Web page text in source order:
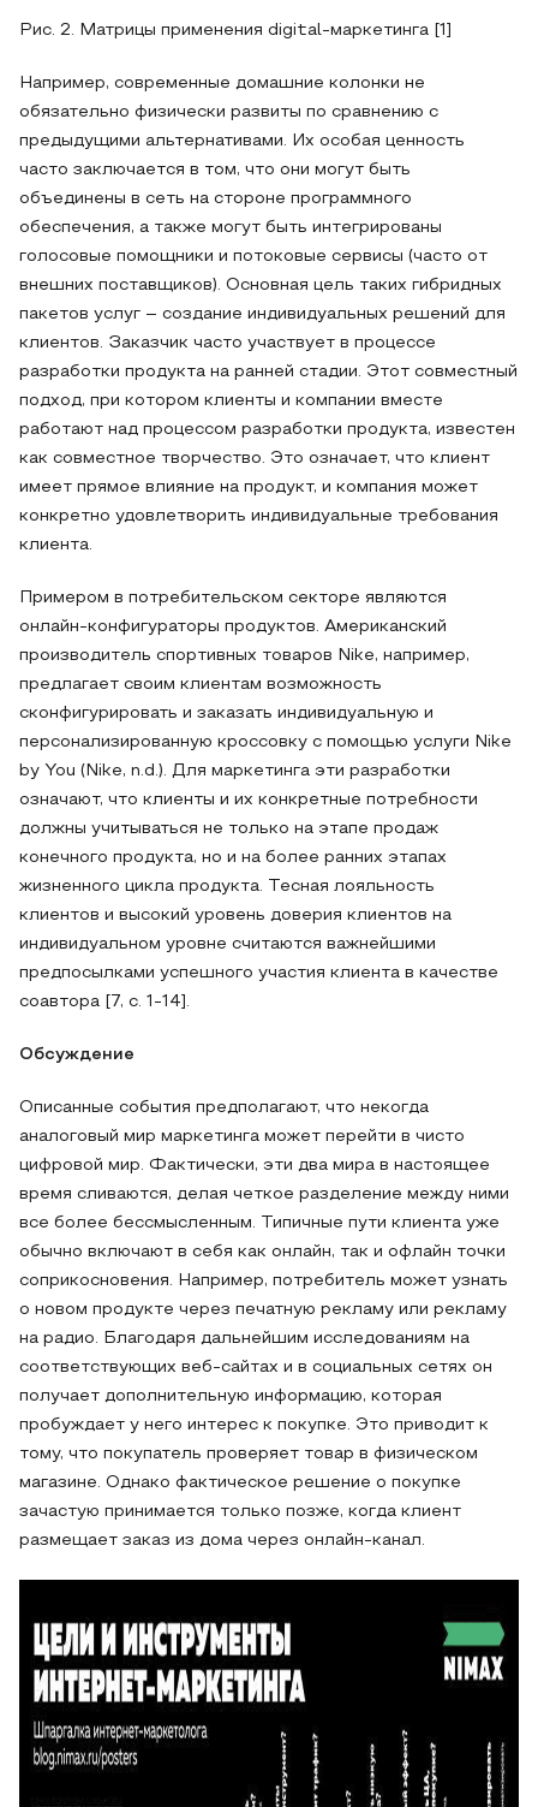
Рис. 2. Матрицы применения digital-маркетинга [1]
Например, современные домашние колонки не
обязательно физически развиты по сравнению с
предыдущими альтернативами. Их особая ценность
часто заключается в том, что они могут быть
объединены в сеть на стороне программного
обеспечения, а также могут быть интегрированы
голосовые помощники и потоковые сервисы (часто от
внешних поставщиков). Основная цель таких гибридных
пакетов услуг – создание индивидуальных решений для
клиентов. Заказчик часто участвует в процессе
разработки продукта на ранней стадии. Этот совместный
подход, при котором клиенты и компании вместе
работают над процессом разработки продукта, известен
как совместное творчество. Это означает, что клиент
имеет прямое влияние на продукт, и компания может
конкретно удовлетворить индивидуальные требования
клиента.
Примером в потребительском секторе являются
онлайн-конфигураторы продуктов. Американский
производитель спортивных товаров Nike, например,
предлагает своим клиентам возможность
сконфигурировать и заказать индивидуальную и
персонализированную кроссовку с помощью услуги Nike
by You (Nike, n.d.). Для маркетинга эти разработки
означают, что клиенты и их конкретные потребности
должны учитываться не только на этапе продаж
конечного продукта, но и на более ранних этапах
жизненного цикла продукта. Тесная лояльность
клиентов и высокий уровень доверия клиентов на
индивидуальном уровне считаются важнейшими
предпосылками успешного участия клиента в качестве
соавтора [7, c. 1-14].
Обсуждение
Описанные события предполагают, что некогда
аналоговый мир маркетинга может перейти в чисто
цифровой мир. Фактически, эти два мира в настоящее
время сливаются, делая четкое разделение между ними
все более бессмысленным. Типичные пути клиента уже
обычно включают в себя как онлайн, так и офлайн точки
соприкосновения. Например, потребитель может узнать
о новом продукте через печатную рекламу или рекламу
на радио. Благодаря дальнейшим исследованиям на
соответствующих веб-сайтах и ​​в социальных сетях он
получает дополнительную информацию, которая
пробуждает у него интерес к покупке. Это приводит к
тому, что покупатель проверяет товар в физическом
магазине. Однако фактическое решение о покупке
зачастую принимается только позже, когда клиент
размещает заказ из дома через онлайн-канал.